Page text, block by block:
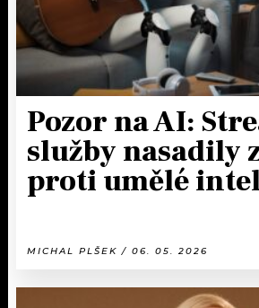
Pozor na AI:
služby nasadily
proti umělé
MICHAL PLŠEK / 06. 05. 2026